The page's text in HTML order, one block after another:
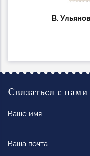
В.
Связаться с нами
имя
почта